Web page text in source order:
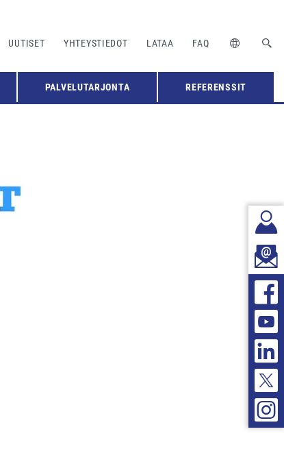
UUTISET YHTEYSTIEDOT LATAA FAQ
PALVELUTARJONTA REFERENSSIT